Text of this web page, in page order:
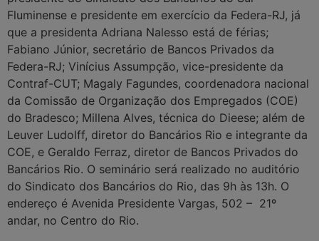
Fluminense e presidente em exercício da Federa-RJ, já
que a presidenta Adriana Nalesso está de férias;
Fabiano Júnior, secretário de Bancos Privados da
Federa-RJ; Vinícius Assumpção, vice-presidente da
Contraf-CUT; Magaly Fagundes, coordenadora nacional
da Comissão de Organização dos Empregados (COE)
do Bradesco; Millena Alves, técnica do Dieese; além de
Leuver Ludolff, diretor do Bancários Rio e integrante da
COE, e Geraldo Ferraz, diretor de Bancos Privados do
Bancários Rio. O seminário será realizado no auditório
do Sindicato dos Bancários do Rio, das 9h às 13h. O
endereço é Avenida Presidente Vargas, 502 – 21º
andar, no Centro do Rio.